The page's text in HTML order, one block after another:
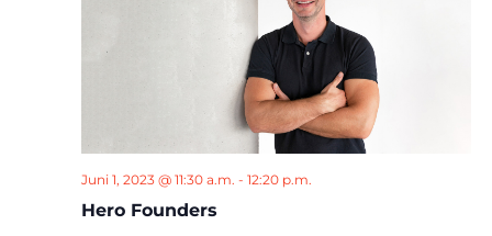
Hero Founders
Juni 1, 2023 @ 11:30 a.m. - 12:20 p.m.